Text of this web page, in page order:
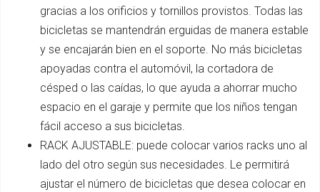
gracias a los orificios y tornillos provistos. Todas las
bicicletas se mantendrán erguidas de manera estable
y se encajarán bien en el soporte. No más bicicletas
apoyadas contra el automóvil, la cortadora de
césped o las caídas, lo que ayuda a ahorrar mucho
espacio en el garaje y permite que los niños tengan
fácil acceso a sus bicicletas.
RACK AJUSTABLE: puede colocar varios racks uno al
lado del otro según sus necesidades. Le permitirá
ajustar el número de bicicletas que desea colocar en